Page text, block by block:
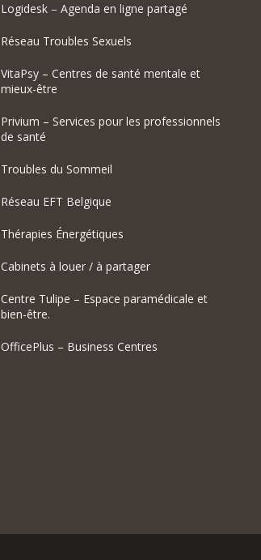
Logidesk – Agenda en ligne partagé
Réseau Troubles Sexuels
VitaPsy – Centres de santé mentale et
mieux-être
Privium – Services pour les professionnels
de santé
Troubles du Sommeil
Réseau EFT Belgique
Thérapies Énergétiques
Cabinets à louer / à partager
Centre Tulipe – Espace paramédicale et
bien-être.
OfficePlus – Business Centres